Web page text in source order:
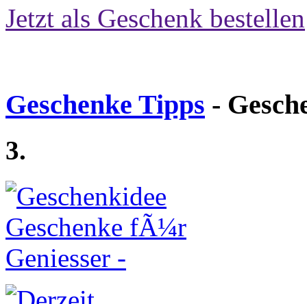
Jetzt als Geschenk bestellen
Geschenke Tipps -
3.